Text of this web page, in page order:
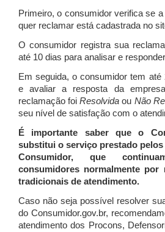
Primeiro, o consumidor verifica se
quer reclamar está cadastrada no
O consumidor registra sua
até 10 dias para analisar e
Em seguida, o consumidor tem
e avaliar a resposta da
reclamação foiResolvida ou Não
seu nível de satisfação com o
É importante saber que o
substitui o serviço prestado pelos
Consumidor, que
consumidores normalmente por
tradicionais de atendimento.
Caso não seja possível resolver
do Consumidor.gov.br,
atendimento dos Procons,